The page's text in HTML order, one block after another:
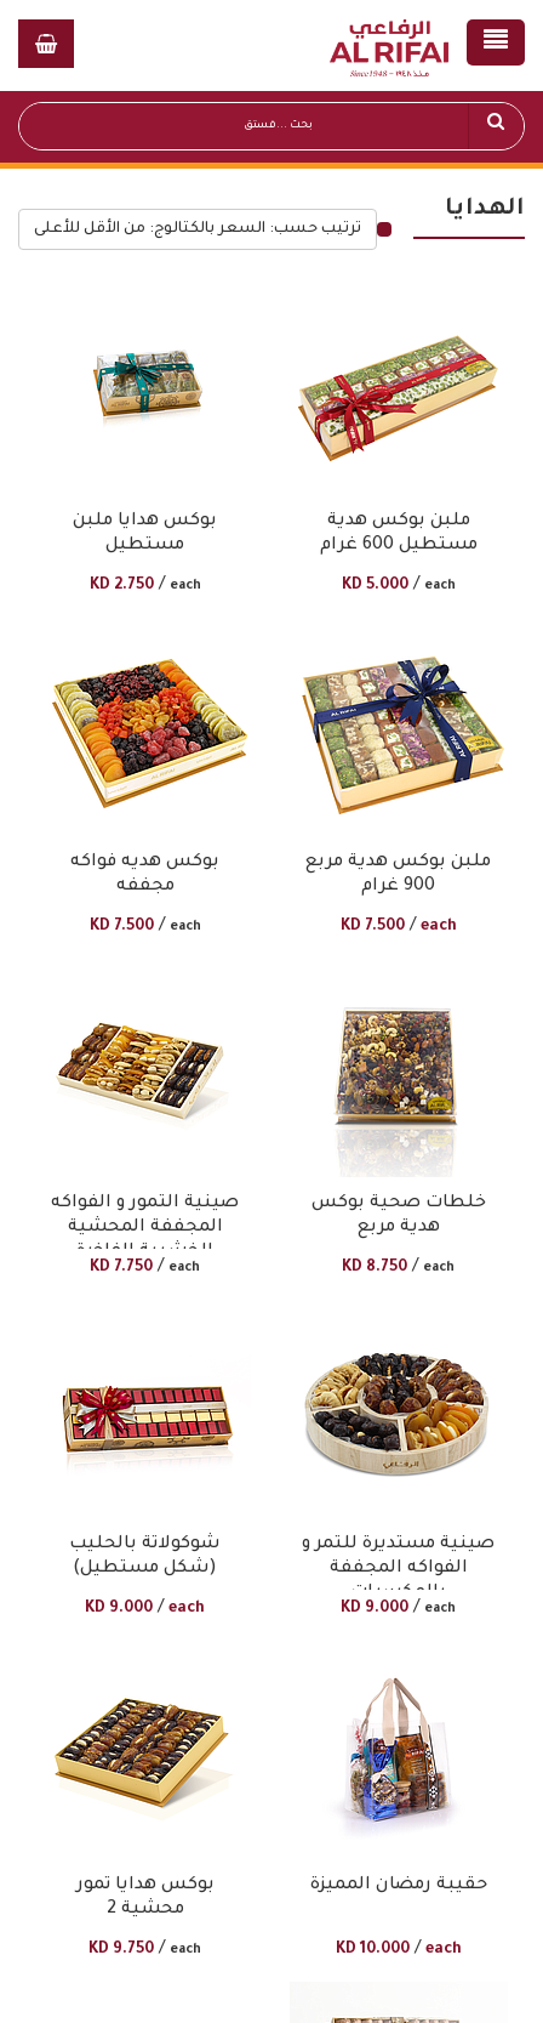
الهدايا
ترتيب حسب: السعر بالكتالوج: من الأقل للأعلى
بوكس هدايا ملبن
مستطيل
KD 2.750 / each
ملبن بوكس هدية
مستطيل 600 غرام
KD 5.000 / each
بوكس هديه فواكه
مجففه
KD 7.500 / each
ملبن بوكس هدية مربع
900 غرام
KD 7.500 / each
صينية التمور و الفواكه
المجففة المحشية
الخشبية الفاخرة
KD 7.750 / each
خلطات صحية بوكس
هدية مربع
KD 8.750 / each
شوكولاتة بالحليب
(شكل مستطيل)
KD 9.000 / each
صينية مستديرة للتمر و
الفواكه المجففة
بالمكسرات
KD 9.000 / each
بوكس هدايا تمور
محشية 2
KD 9.750 / each
حقيبة رمضان المميزة
KD 10.000 / each